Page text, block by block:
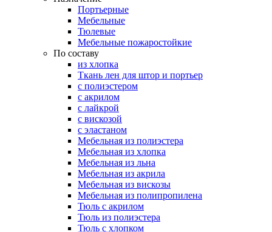
Портьерные
Мебельные
Тюлевые
Мебельные пожаростойкие
По составу
из хлопка
Ткань лен для штор и портьер
с полиэстером
с акрилом
с лайкрой
с вискозой
с эластаном
Мебельная из полиэстера
Мебельная из хлопка
Мебельная из льна
Мебельная из акрила
Мебельная из вискозы
Мебельная из полипропилена
Тюль с акрилом
Тюль из полиэстера
Тюль с хлопком